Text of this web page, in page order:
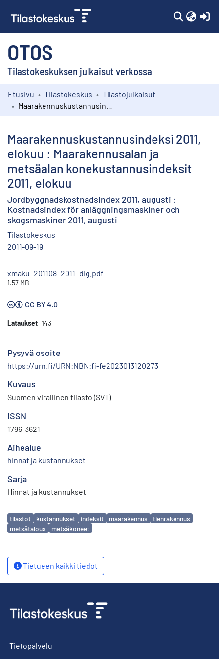
OTOS
Tilastokeskuksen julkaisut verkossa
Kokoelmat
Etusivu Tilastokeskus
Tilastojulkaisut
Maarakennuskustannusindeksi 2011,
elokuu : Maarakennusalan ja
metsäalan konekustannusindeksit
2011, elokuu
Jordbyggnadskostnadsindex 2011, augusti :
Kostnadsindex för anläggningsmaskiner och
skogsmaskiner 2011, augusti
Tilastokeskus
2011-09-19
xmaku_201108_2011_dig.pdf
1.57 MB
CC BY 4.0
Lataukset 143
Pysyvä osoite
https://urn.fi/URN:NBN:fi-fe2023013120273
Kuvaus
Suomen virallinen tilasto (SVT)
ISSN
1796-3621
Aihealue
hinnat ja kustannukset
Sarja
Hinnat ja kustannukset
Avainsanat
tilastot kustannukset indeksit maarakennus
tienrakennus
metsätalous
metsäkoneet
Tietueen kaikki tiedot
Tietopalvelu